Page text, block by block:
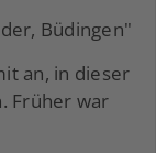
Büdingen"
an, in dieser
Früher war